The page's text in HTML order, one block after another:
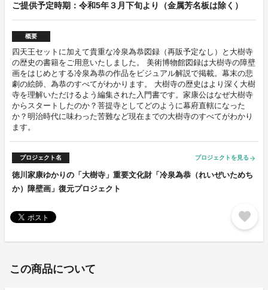
ご提供予定時期：令和5年３月下旬より（金属芳名板は除く）
概要
四天王セットに加えて貴重な冷泉為恭図録（再販予定なし）と大樹寺
の歴史の書籍をご用意いたしました。 美術博物館図録は大樹寺の障壁
画をはじめとする冷泉為恭の作品をビジュアル解説で掲載。幕末の悲
劇の絵師、為恭のすべてがわかります。 大樹寺の歴史はより深く大樹
寺を理解いただけるよう編集された入門書です。家康公はなぜ大樹寺
からスタートしたのか？菩提寺としてどのように幕府直轄になった
か？明治時代に味わった苦難など現在までの大樹寺のすべてがわかり
ます。
プロジェクト名 プロジェクトを見る arrow_forward
徳川家康ゆかりの「大樹寺」重要文化財「冷泉為恭（れいぜいためち
か）障壁画」復元プロジェクト
favorite
この商品について